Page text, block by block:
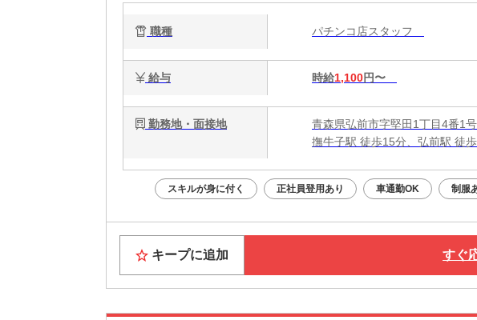
職種 パチンコ店スタッフ
給与 時給1,100円〜
勤務地・面接地
青森県弘前市字堅田1丁目4番1号
撫牛子駅 徒歩15分、弘前駅 徒
スキルが身に付く 正社員登用あり 車通勤OK 制服
キープに追加 すぐ